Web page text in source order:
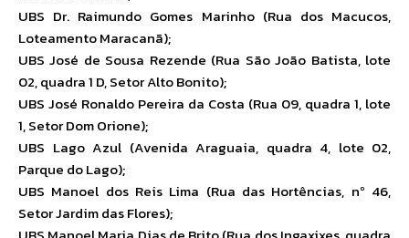
UBS Dr. Raimundo Gomes Marinho (Rua dos Macucos,
Loteamento Maracanã);
UBS José de Sousa Rezende (Rua São João Batista, lote
02, quadra 1 D, Setor Alto Bonito);
UBS José Ronaldo Pereira da Costa (Rua 09, quadra 1, lote
1, Setor Dom Orione);
UBS Lago Azul (Avenida Araguaia, quadra 4, lote 02,
Parque do Lago);
UBS Manoel dos Reis Lima (Rua das Hortências, nº 46,
Setor Jardim das Flores);